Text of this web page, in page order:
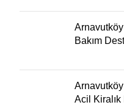
Bakım
Acil